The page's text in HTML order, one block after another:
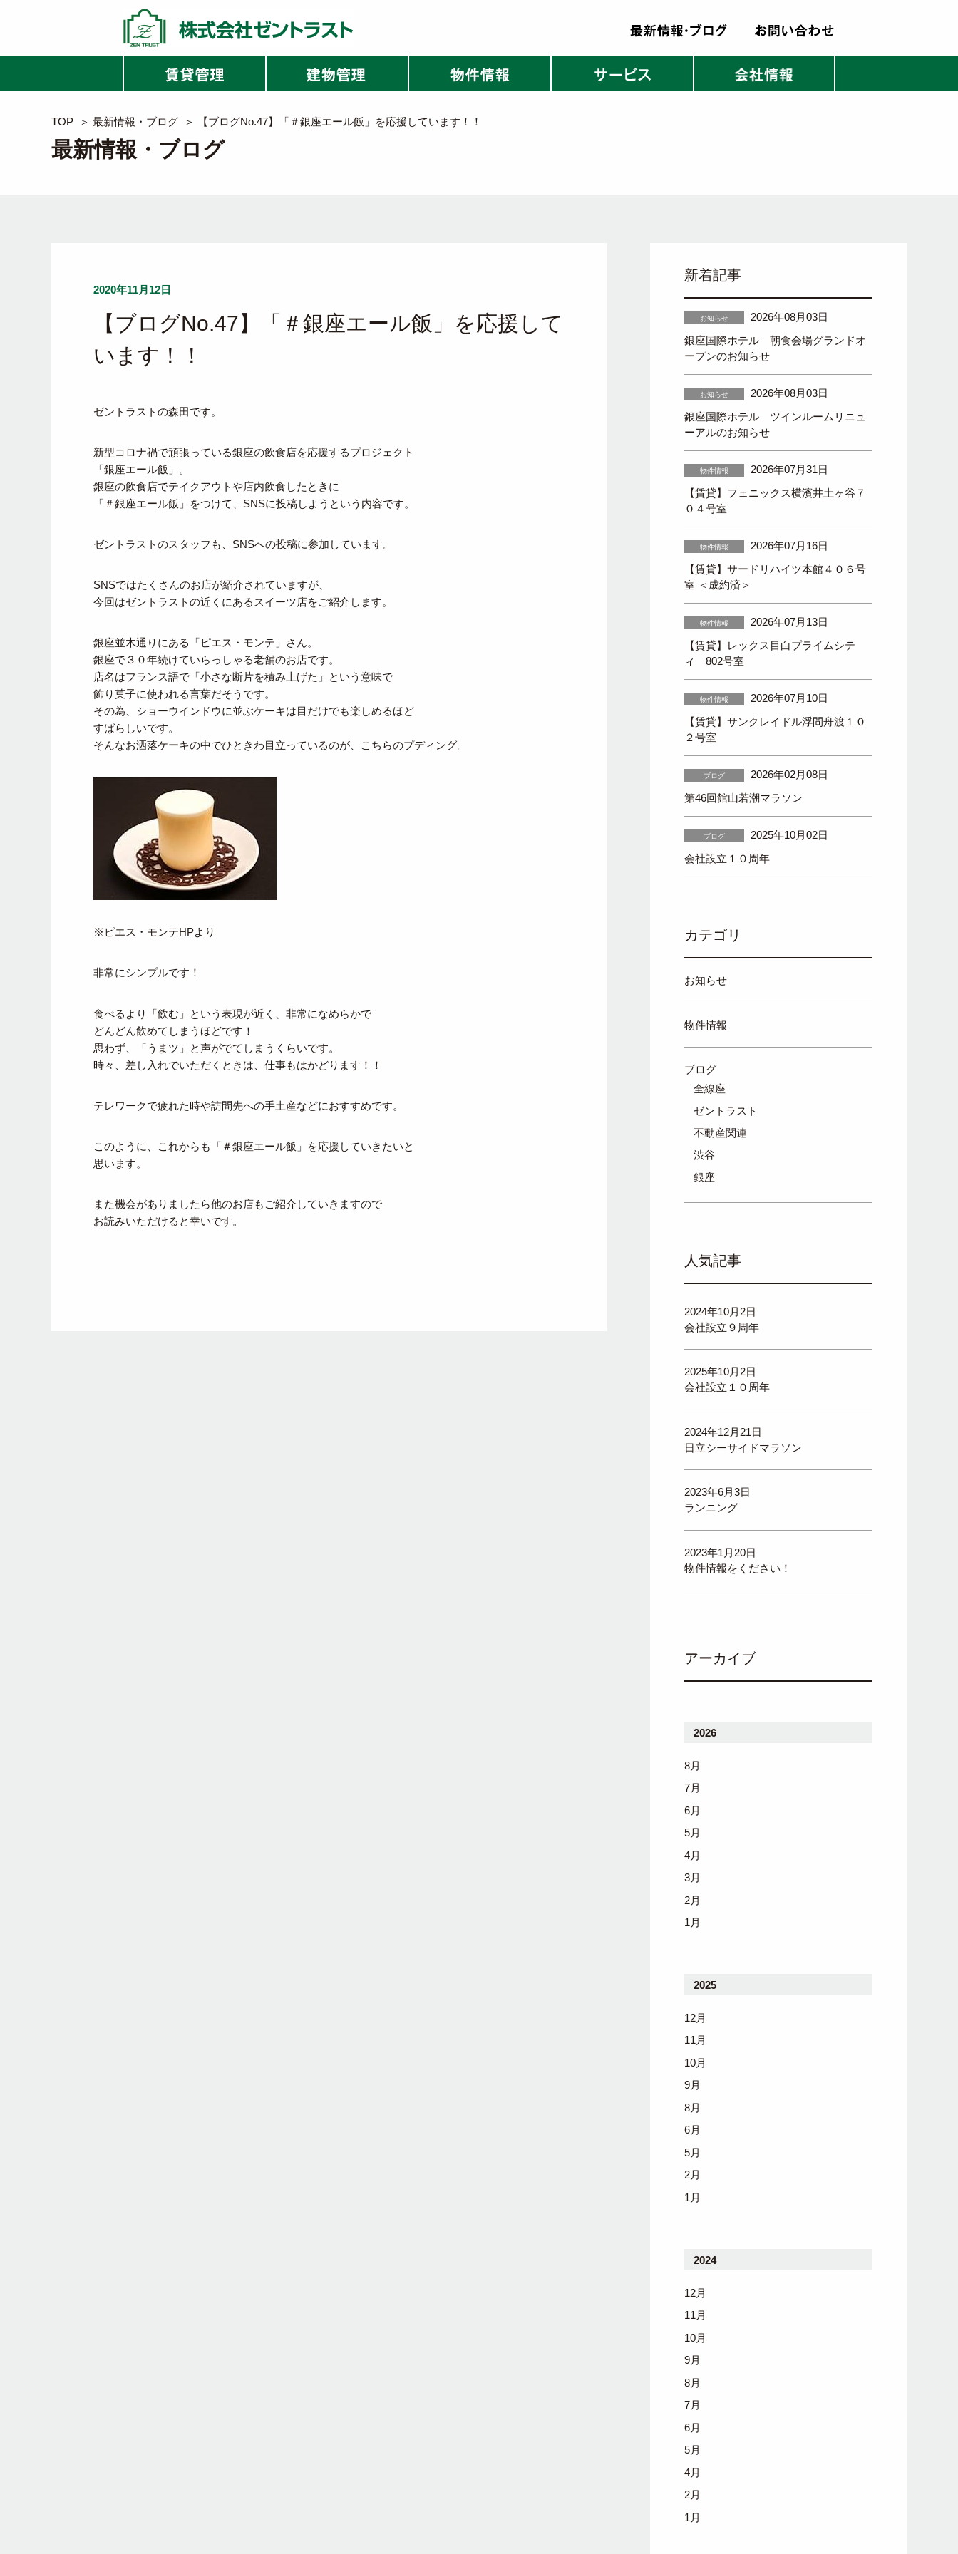
TOP ＞ 最新情報・ブログ ＞ 【ブログNo.47】「＃銀座エール飯」を応援しています！！
最新情報・ブログ
2020年11月12日
【ブログNo.47】「＃銀座エール飯」を応援して
います！！
ゼントラストの森田です。
新型コロナ禍で頑張っている銀座の飲食店を応援するプロジェクト
「銀座エール飯」。
銀座の飲食店でテイクアウトや店内飲食したときに
「＃銀座エール飯」をつけて、SNSに投稿しようという内容です。
ゼントラストのスタッフも、SNSへの投稿に参加しています。
SNSではたくさんのお店が紹介されていますが、
今回はゼントラストの近くにあるスイーツ店をご紹介します。
銀座並木通りにある「ピエス・モンテ」さん。
銀座で３０年続けていらっしゃる老舗のお店です。
店名はフランス語で「小さな断片を積み上げた」という意味で
飾り菓子に使われる言葉だそうです。
その為、ショーウインドウに並ぶケーキは目だけでも楽しめるほど
すばらしいです。
そんなお洒落ケーキの中でひときわ目立っているのが、こちらのプディング。
※ピエス・モンテHPより
非常にシンプルです！
食べるより「飲む」という表現が近く、非常になめらかで
どんどん飲めてしまうほどです！
思わず、「うまツ」と声がでてしまうくらいです。
時々、差し入れでいただくときは、仕事もはかどります！！
テレワークで疲れた時や訪問先への手土産などにおすすめです。
このように、これからも「＃銀座エール飯」を応援していきたいと
思います。
また機会がありましたら他のお店もご紹介していきますので
お読みいただけると幸いです。
新着記事
お知らせ
2026年08月03日
銀座国際ホテル 朝食会場グランドオ
ープンのお知らせ
お知らせ
2026年08月03日
銀座国際ホテル ツインルームリニュ
ーアルのお知らせ
物件情報
2026年07月31日
【賃貸】フェニックス横濱井土ヶ谷７
０４号室
物件情報
2026年07月16日
【賃貸】サードリハイツ本館４０６号
室 ＜成約済＞
物件情報
2026年07月13日
【賃貸】レックス目白プライムシテ
ィ 802号室
物件情報
2026年07月10日
【賃貸】サンクレイドル浮間舟渡１０
２号室
ブログ
2026年02月08日
第46回館山若潮マラソン
ブログ
2025年10月02日
会社設立１０周年
カテゴリ
お知らせ
物件情報
ブログ
全線座
ゼントラスト
不動産関連
渋谷
銀座
人気記事
2024年10月2日
会社設立９周年
2025年10月2日
会社設立１０周年
2024年12月21日
日立シーサイドマラソン
2023年6月3日
ランニング
2023年1月20日
物件情報をください！
アーカイブ
2026
8月
7月
6月
5月
4月
3月
2月
1月
2025
12月
11月
10月
9月
8月
6月
5月
2月
1月
2024
12月
11月
10月
9月
8月
7月
6月
5月
4月
2月
1月